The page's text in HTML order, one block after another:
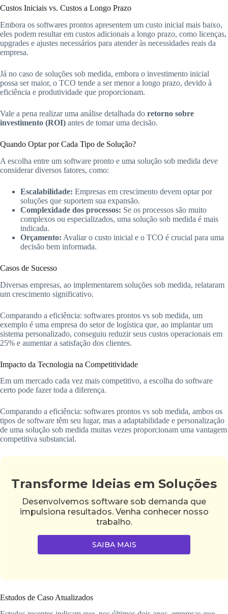
Custos Iniciais vs. Custos a Longo Prazo
Embora os softwares prontos apresentem um custo inicial mais baixo,
eles podem resultar em custos adicionais a longo prazo, como licenças,
upgrades e ajustes necessários para atender às necessidades reais da
empresa.
Já no caso de soluções sob medida, embora o investimento inicial
possa ser maior, o TCO tende a ser menor a longo prazo, devido à
eficiência e produtividade que proporcionam.
Vale a pena realizar uma análise detalhada do retorno sobre
investimento (ROI) antes de tomar uma decisão.
Quando Optar por Cada Tipo de Solução?
A escolha entre um software pronto e uma solução sob medida deve
considerar diversos fatores, como:
Escalabilidade: Empresas em crescimento devem optar por
soluções que suportem sua expansão.
Complexidade dos processos: Se os processos são muito
complexos ou especializados, uma solução sob medida é mais
indicada.
Orçamento: Avaliar o custo inicial e o TCO é crucial para uma
decisão bem informada.
Casos de Sucesso
Diversas empresas, ao implementarem soluções sob medida, relataram
um crescimento significativo.
Comparando a eficiência: softwares prontos vs sob medida, um
exemplo é uma empresa do setor de logística que, ao implantar um
sistema personalizado, conseguiu reduzir seus custos operacionais em
25% e aumentar a satisfação dos clientes.
Impacto da Tecnologia na Competitividade
Em um mercado cada vez mais competitivo, a escolha do software
certo pode fazer toda a diferença.
Comparando a eficiência: softwares prontos vs sob medida, ambos os
tipos de software têm seu lugar, mas a adaptabilidade e personalização
de uma solução sob medida muitas vezes proporcionam uma vantagem
competitiva substancial.
Transforme Ideias em Soluções
Desenvolvemos software sob demanda que
impulsiona resultados. Venha conhecer nosso
trabalho.
SAIBA MAIS
Estudos de Caso Atualizados